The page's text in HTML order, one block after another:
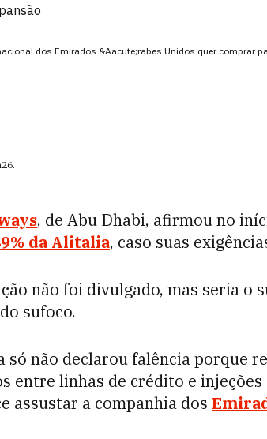
dos Emirados &Aacute;rabes Unidos quer comprar
.
, de Abu Dhabi, afirmou no
da Alitalia, caso suas
não foi divulgado, mas seria o
sufoco.
só não declarou falência porque
entre linhas de crédito e injeções
assustar a companhia dos